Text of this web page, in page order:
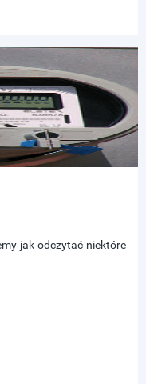
jak odczytać niektóre